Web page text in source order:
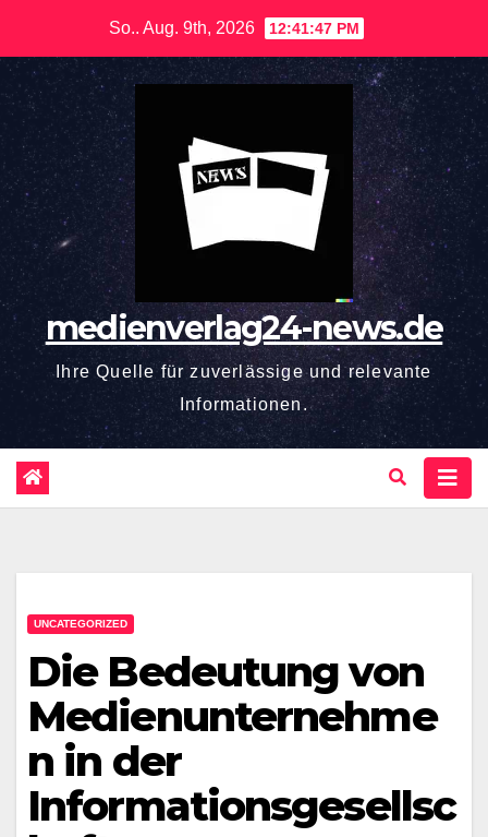
springen
So.. Aug. 9th, 2026 12:41:48 PM
medienverlag24-news.de
Ihre Quelle für zuverlässige und relevante
Informationen.
UNCATEGORIZED
Die Bedeutung von
Medienunternehme
n in der
Informationsgesellsc